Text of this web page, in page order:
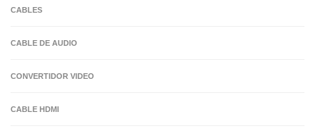
CABLES
CABLE DE AUDIO
CONVERTIDOR VIDEO
CABLE HDMI